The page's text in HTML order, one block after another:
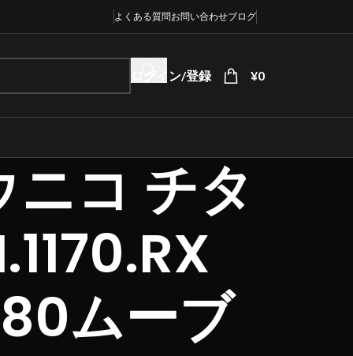
よくある質問お問い合わせブログ
ログイン/登録 ¥0
コ チタ
ムーブ